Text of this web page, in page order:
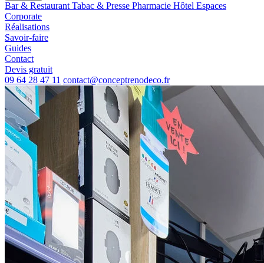
Bar & Restaurant Tabac & Presse Pharmacie Hôtel Espaces
Corporate
Réalisations
Savoir-faire
Guides
Contact
Devis gratuit
09 64 28 47 11 contact@conceptrenodeco.fr